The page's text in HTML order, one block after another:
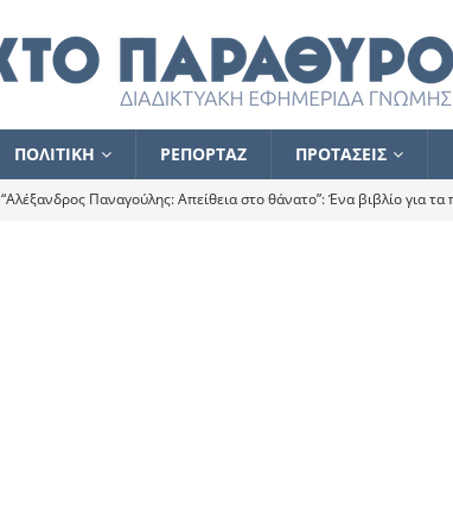
ΠΟΛΙΤΙΚΗ ΡΕΠΟΡΤΑΖ ΠΡΟΤΑΣΕΙΣ
“Αλέξανδρος Παναγούλης: Απείθεια στο θάνατο”: Ένα βιβλίο για